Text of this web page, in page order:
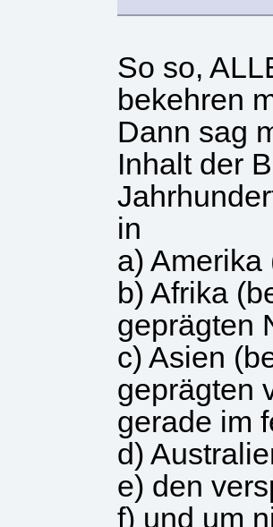
So so,
bekehren
Dann sag
Inhalt der
in
a) Amerika
b) Afrika
geprägten
c) Asien
geprägten
gerade im
d)
e) den
f) und um